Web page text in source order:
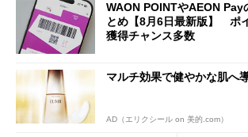
WAON POINTやAEON Pay
とめ【8月6日最新版】 ポ
獲得チャンス多数
マルチ効果で健やかな肌へ
AD（エリクシール on 美的.com）